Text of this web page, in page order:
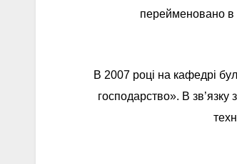
перейменовано в
В 2007 році на кафедрі
господарство». В